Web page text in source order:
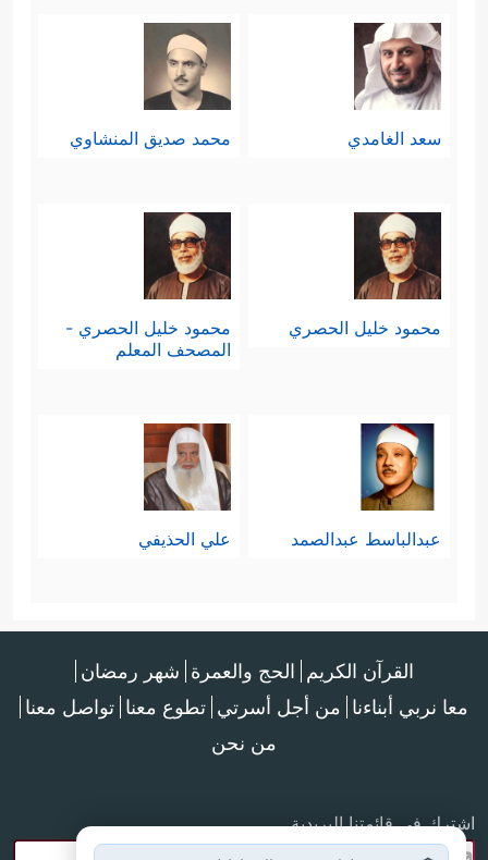
سعد الغامدي محمد صديق المنشاوي
محمود خليل الحصري
محمود خليل الحصري -
المصحف المعلم
عبدالباسط عبدالصمد علي الحذيفي
القرآن الكريم الحج والعمرة شهر رمضان
معا نربي أبناءنا من أجل أسرتي تطوع معنا تواصل معنا
من نحن
اشترك في قائمتنا البريدية